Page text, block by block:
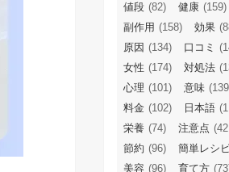
値段 (82) 健康 (159)
副作用 (158) 効果
原因 (134) 口コミ
女性 (174) 対処法
心理 (101) 意味
料金 (102) 日本語
栄養 (74) 注意点
節約 (96) 簡単レシ
美容 (96) 育て方